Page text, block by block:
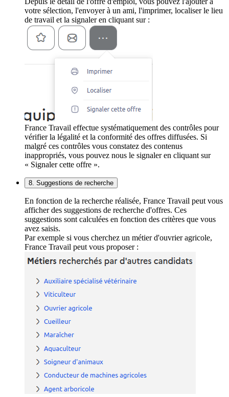
votre sélection, l'envoyer à un ami, l'imprimer, localiser le lieu
de travail et la signaler en cliquant sur :
France Travail effectue systématiquement des contrôles pour
vérifier la légalité et la conformité des offres diffusées. Si
malgré ces contrôles vous constatez des contenus
inappropriés, vous pouvez nous le signaler en cliquant sur
« Signaler cette offre ».
8. Suggestions de recherche
En fonction de la recherche réalisée, France Travail peut vous
afficher des suggestions de recherche d'offres. Ces
suggestions sont calculées en fonction des critères que vous
avez saisis.
Par exemple si vous cherchez un métier d'ouvrier agricole,
France Travail peut vous proposer :